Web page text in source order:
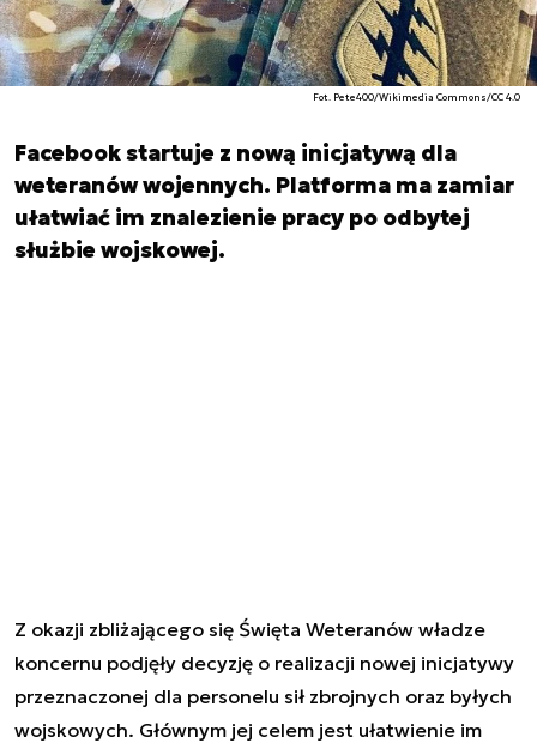
Fot. Pete400/Wikimedia Commons/CC 4.0
Facebook startuje z nową inicjatywą dla
weteranów wojennych. Platforma ma zamiar
ułatwiać im znalezienie pracy po odbytej
służbie wojskowej.
Z okazji zbliżającego się Święta Weteranów władze
koncernu podjęły decyzję o realizacji nowej inicjatywy
przeznaczonej dla personelu sił zbrojnych oraz byłych
wojskowych. Głównym jej celem jest ułatwienie im